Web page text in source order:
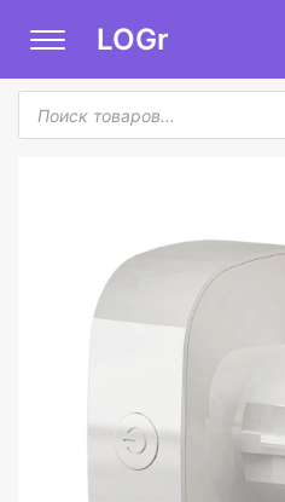
LOGr
Поиск
товаров